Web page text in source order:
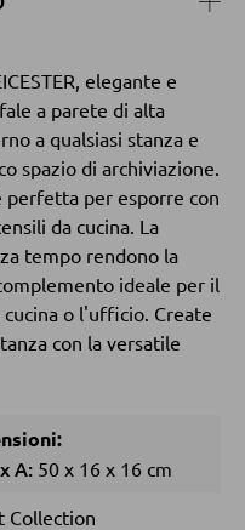
ad ali
elegante e
a parete di alta
a qualsiasi stanza e
spazio di archiviazione.
perfetta per esporre con
da cucina. La
tempo rendono la
ideale per il
o l'ufficio. Create
con la versatile
xA: 50 x 16 x 16 cm
Collection